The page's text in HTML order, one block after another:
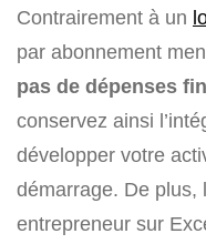
Contrairement à un
par abonnement
pas de dépenses
conservez ainsi
développer votre
démarrage. De plus,
entrepreneur sur